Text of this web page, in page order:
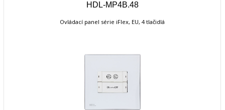
HDL-MP4B.48
Ovládací panel série iFlex, EU, 4 tlačidlá